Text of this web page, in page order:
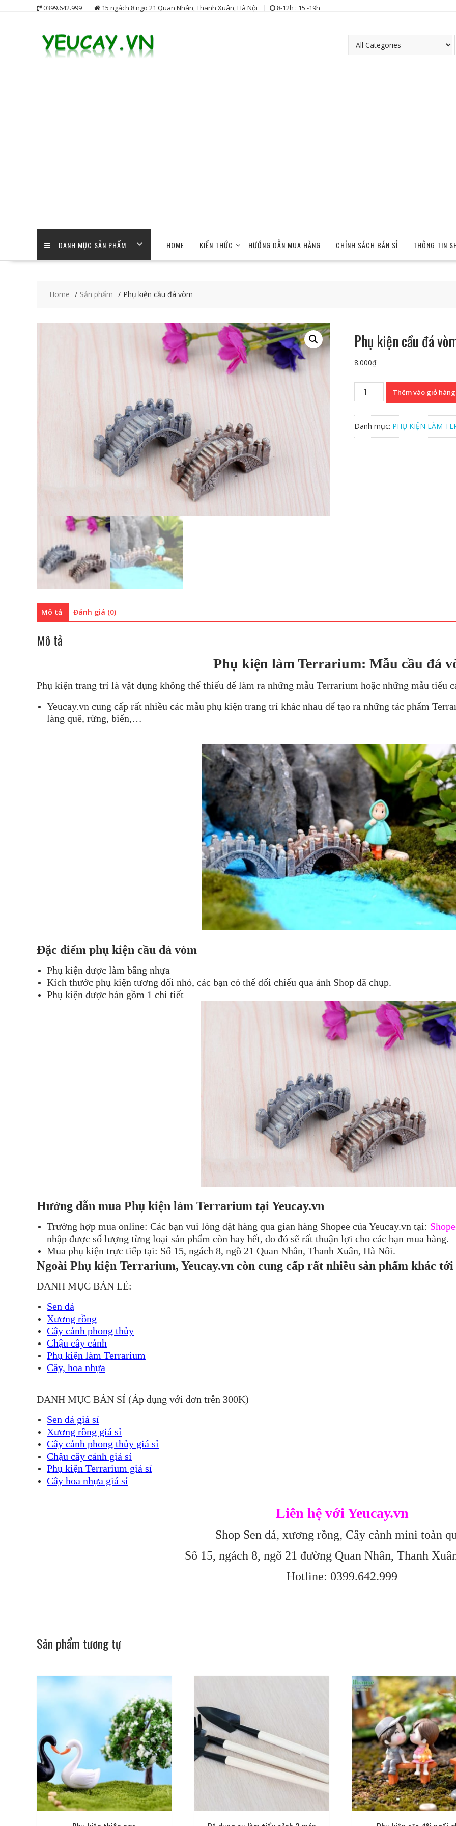
0399.642.999 15 ngách 8 ngõ 21 Quan Nhân, Thanh Xuân, Hà Nội 8-12h : 15 -19h
DANH MỤC SẢN PHẨM HOME KIẾN THỨC HƯỚNG DẪN MUA HÀNG CHÍNH SÁCH BÁN SỈ THÔNG TIN
Home Sản phẩm Phụ kiện cầu đá vòm
Phụ kiện cầu đá
8.000₫
Phụ
vòm
Thêm vào giỏ hàng
Danh mục: PHỤ KIỆN LÀM
Mô tả Đánh giá (0)
Mô tả
Phụ kiện làm Terrarium: Mẫu cầu đá
Phụ kiện trang trí là vật dụng không thể thiếu để làm ra những mẫu Terrarium hoặc những mẫu tiểu
Yeucay.vn cung cấp rất nhiều các mẫu phụ kiện trang trí khác nhau để tạo ra những tác phẩm
làng quê, rừng, biển,…
Đặc điểm phụ kiện cầu đá vòm
Phụ kiện được làm bằng nhựa
Kích thước phụ kiện tương đối nhỏ, các bạn có thể đối chiếu qua ảnh Shop đã chụp.
Phụ kiện được bán gồm 1 chi tiết
Hướng dẫn mua Phụ kiện làm Terrarium tại Yeucay.vn
Trường hợp mua online: Các bạn vui lòng đặt hàng qua gian hàng Shopee của Yeucay.vn tại:
nhập được số lượng từng loại sản phẩm còn hay hết, do đó sẽ rất thuận lợi cho các bạn mua hàng.
Mua phụ kiện trực tiếp tại: Số 15, ngách 8, ngõ 21 Quan Nhân, Thanh Xuân, Hà Nôi.
Ngoài Phụ kiện Terrarium, Yeucay.vn còn cung cấp rất nhiều sản phẩm khác
DANH MỤC BÁN LẺ:
Sen đá
Xương rồng
Cây cảnh phong thủy
Chậu cây cảnh
Phụ kiện làm Terrarium
Cây, hoa nhựa
DANH MỤC BÁN SỈ (Áp dụng với đơn trên 300K)
Sen đá giá sỉ
Xương rồng giá sỉ
Cây cảnh phong thủy giá sỉ
Chậu cây cảnh giá sỉ
Phụ kiện Terrarium giá sỉ
Cây hoa nhựa giá sỉ
Liên hệ với Yeucay.vn
Shop Sen đá, xương rồng, Cây cảnh mini toàn
Số 15, ngách 8, ngõ 21 đường Quan Nhân, Thanh
Hotline: 0399.642.999
Sản phẩm tương tự